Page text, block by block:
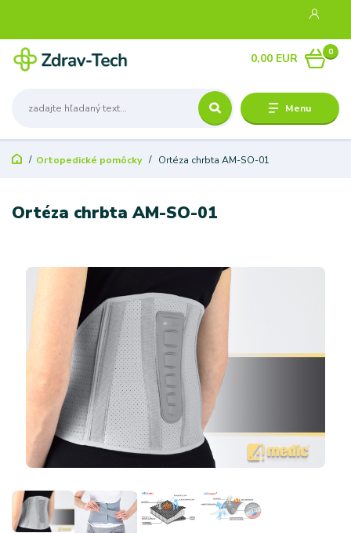
Menu
0
0,00 EUR
Ortopedické pomôcky Ortéza chrbta AM-SO-01
Ortéza chrbta AM-SO-01